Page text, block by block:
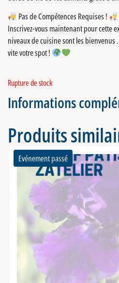
Pas de Compétences Requises !
Inscrivez-vous maintenant pour cette
niveaux de cuisine sont les bienvenus
vite votre spot !
Rupture de stock
Informations
Produits
Evénement passé